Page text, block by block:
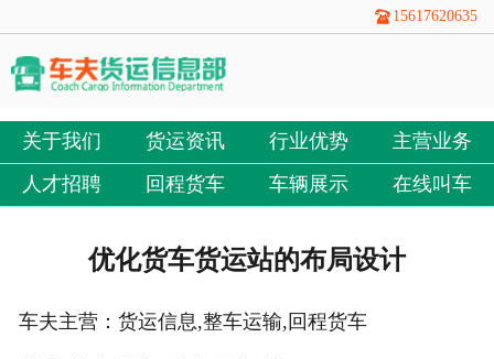
15617620635
关于我们 货运资讯 行业优势
主营业务
人才招聘
回程货车 车辆展示 在线叫车
优化货车货运站的布局设计
车夫主营：货运信息,整车运输,回程货车